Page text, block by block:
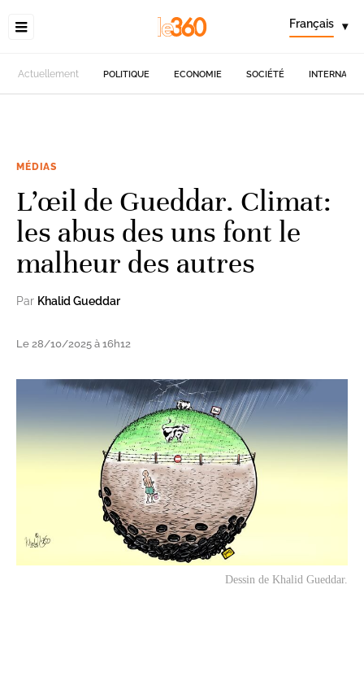
Français ▾
Actuellement POLITIQUE ECONOMIE SOCIÉTÉ
MÉDIAS
L’œil de Gueddar. Climat:
les abus des uns font le
malheur des autres
Par Khalid Gueddar
Le 28/10/2025 à 16h12
Dessin de Khalid Gueddar.